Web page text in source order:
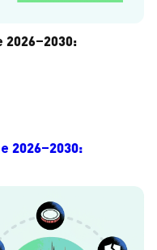
2026–2030:
2026–2030: